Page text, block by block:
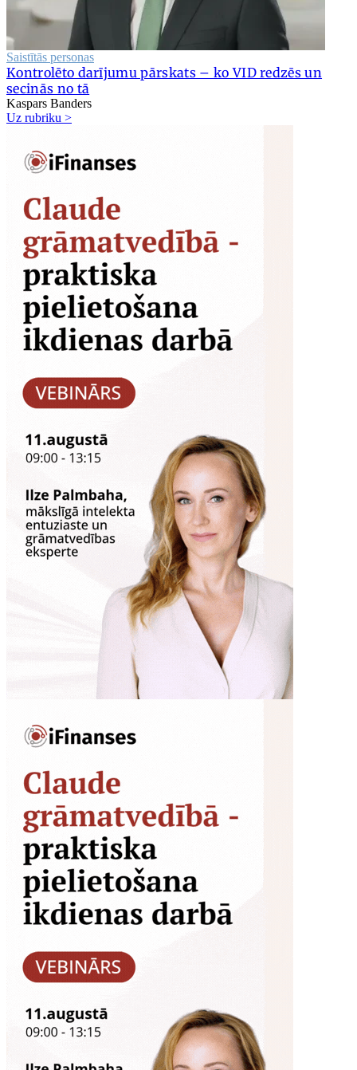
Saistītās personas
Kontrolēto darījumu pārskats – ko VID redzēs un
secinās no tā
Kaspars Banders
Uz rubriku >